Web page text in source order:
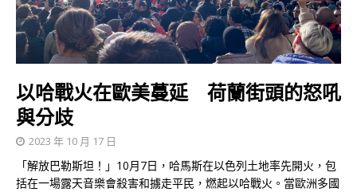
以哈戰火在歐美蔓延 荷蘭街頭的怒吼
與分歧
2023 年 10 月 17 日
「解放巴勒斯坦！」10月7日，哈馬斯在以色列土地率先開火，包
括在一場露天音樂會殺害和擄走平民，燃起以哈戰火。當歐洲多國